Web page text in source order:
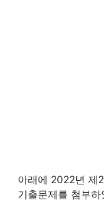
아래에 2022년 제
기출문제를 첨부